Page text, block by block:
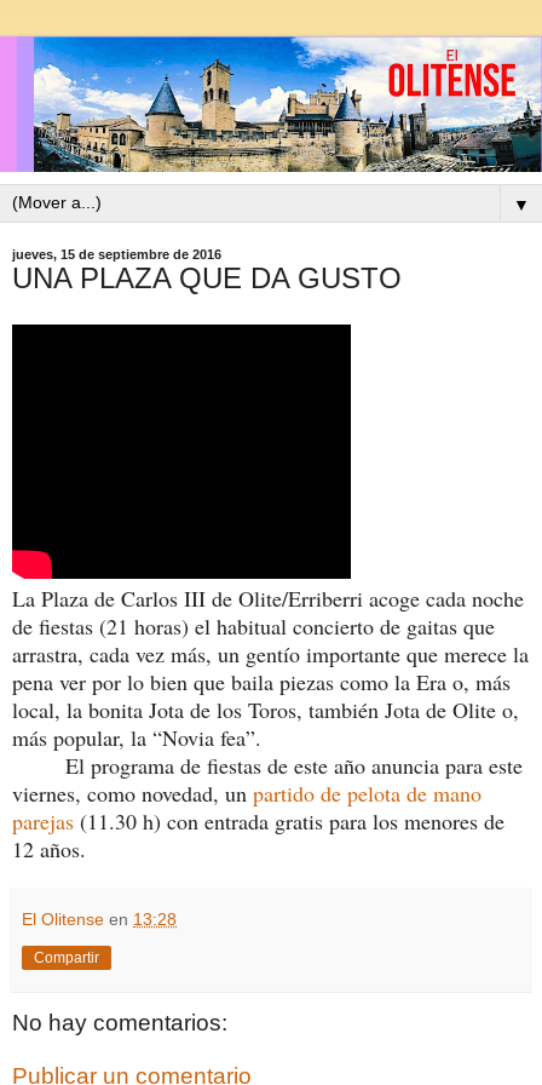
▼
jueves, 15 de septiembre de 2016
UNA PLAZA QUE DA GUSTO
La Plaza de Carlos III de Olite/Erriberri acoge cada noche
de fiestas (21 horas) el habitual concierto de gaitas que
arrastra, cada vez más, un gentío importante que merece la
pena ver por lo bien que baila piezas como la Era o, más
local, la bonita Jota de los Toros, también Jota de Olite o,
más popular, la “Novia fea”.
El programa de fiestas de este año anuncia para este
viernes, como novedad, un partido de pelota de mano
parejas (11.30 h) con entrada gratis para los menores de
12 años.
El Olitense en 13:28
Compartir
No hay comentarios:
Publicar un comentario